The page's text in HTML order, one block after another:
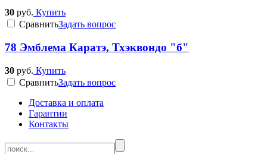
30 руб. Купить
CравнитьЗадать вопрос
78 Эмблема Каратэ, Тхэквондо "б"
30 руб. Купить
CравнитьЗадать вопрос
Доставка и оплата
Гарантии
Контакты